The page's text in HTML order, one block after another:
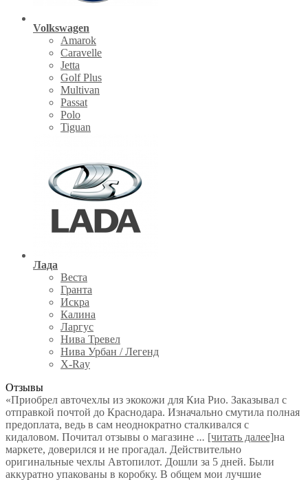
Volkswagen
Amarok
Caravelle
Jetta
Golf Plus
Multivan
Passat
Polo
Tiguan
Лада
Веста
Гранта
Искра
Калина
Ларгус
Нива Тревел
Нива Урбан / Легенд
X-Ray
Отзывы
«Приобрел авточехлы из экокожи для Киа Рио. Заказывал с
отправкой почтой до Краснодара. Изначально смутила полная
предоплата, ведь в сам неоднократно сталкивался с
кидаловом. Почитал отзывы о магазине ... [читать далее]на
маркете, доверился и не прогадал. Действительно
оригинальные чехлы Автопилот. Дошли за 5 дней. Были
аккуратно упакованы в коробку. В общем мои лучшие